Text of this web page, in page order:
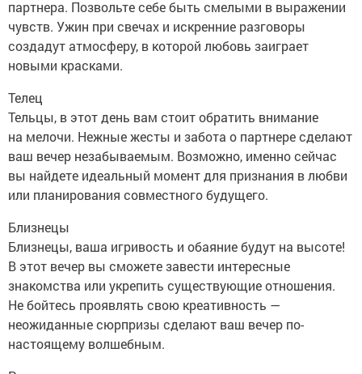
партнера. Позвольте себе быть смелыми в выражении
чувств. Ужин при свечах и искренние разговоры
создадут атмосферу, в которой любовь заиграет
новыми красками.
Телец
Тельцы, в этот день вам стоит обратить внимание
на мелочи. Нежные жесты и забота о партнере сделают
ваш вечер незабываемым. Возможно, именно сейчас
вы найдете идеальный момент для признания в любви
или планирования совместного будущего.
Близнецы
Близнецы, ваша игривость и обаяние будут на высоте!
В этот вечер вы сможете завести интересные
знакомства или укрепить существующие отношения.
Не бойтесь проявлять свою креативность —
неожиданные сюрпризы сделают ваш вечер по-
настоящему волшебным.